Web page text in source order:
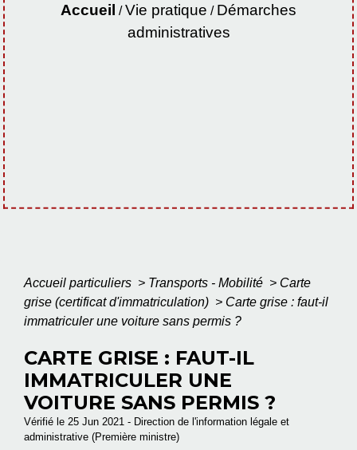
Accueil /Vie pratique / Démarches
administratives
Accueil particuliers > Transports - Mobilité > Carte
grise (certificat d'immatriculation) > Carte grise : faut-il
immatriculer une voiture sans permis ?
CARTE GRISE : FAUT-IL
IMMATRICULER UNE
VOITURE SANS PERMIS ?
Vérifié le 25 Jun 2021 - Direction de l'information légale et
administrative (Première ministre)